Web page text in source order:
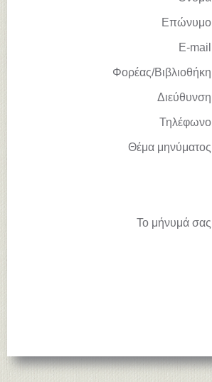
Επώνυμο
E-mail
Φορέας/Βιβλιοθήκη
Διεύθυνση
Τηλέφωνο
Θέμα μηνύματος
Το μήνυμά σας